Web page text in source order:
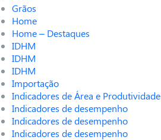
Grãos
Home
Home – Destaques
IDHM
IDHM
IDHM
Importação
Indicadores de Área e Produtividade
Indicadores de desempenho
Indicadores de desempenho
Indicadores de desempenho